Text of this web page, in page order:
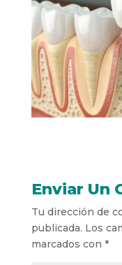
Enviar Un
Tu dirección de
publicada. Los
marcados con *